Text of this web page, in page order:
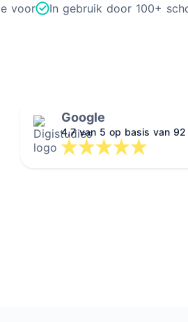
voor In gebruik door 100+
Google
4.7 van 5 op basis van 92